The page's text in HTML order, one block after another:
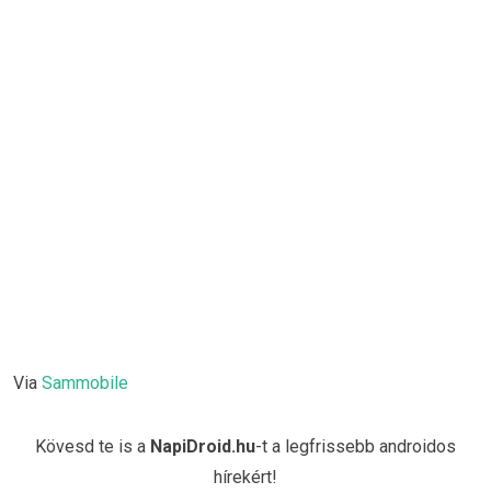
Via Sammobile
Kövesd te is a NapiDroid.hu-t a legfrissebb androidos
hírekért!